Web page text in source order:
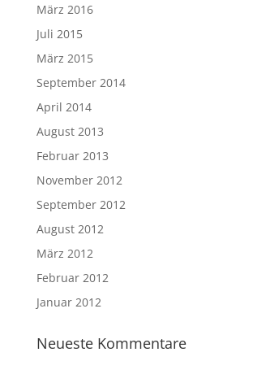
März 2016
Juli 2015
März 2015
September 2014
April 2014
August 2013
Februar 2013
November 2012
September 2012
August 2012
März 2012
Februar 2012
Januar 2012
Neueste Kommentare